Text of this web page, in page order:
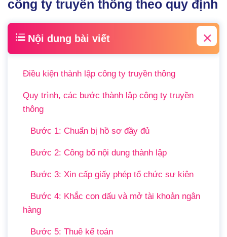
công ty truyền thông theo quy định
Nội dung bài viết
Điều kiện thành lập công ty truyền thông
Quy trình, các bước thành lập công ty truyền
thông
Bước 1: Chuẩn bị hồ sơ đầy đủ
Bước 2: Công bố nội dung thành lập
Bước 3: Xin cấp giấy phép tổ chức sự kiện
Bước 4: Khắc con dấu và mở tài khoản ngân
hàng
Bước 5: Thuê kế toán